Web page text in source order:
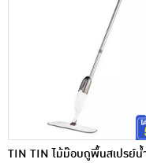
TIN TIN ไม้ม๊อบถูพื้นสเปรย์น้